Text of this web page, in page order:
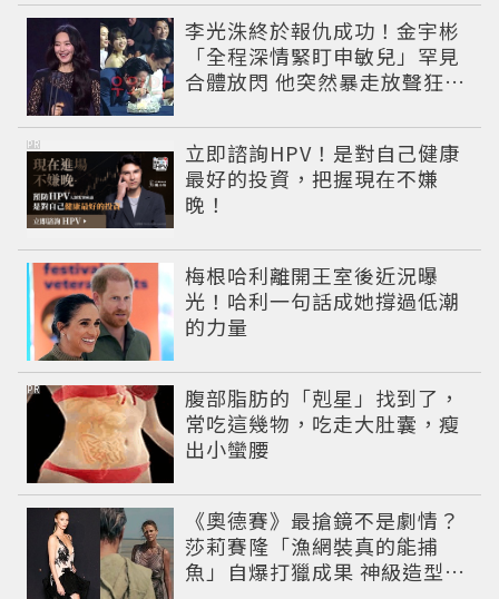
李光洙終於報仇成功！金宇彬
「全程深情緊盯申敏兒」罕見
合體放閃 他突然暴走放聲狂吼
立即諮詢HPV！是對自己健康
最好的投資，把握現在不嫌
晚！
PR
梅根哈利離開王室後近況曝
光！哈利一句話成她撐過低潮
的力量
腹部脂肪的「剋星」找到了，
常吃這幾物，吃走大肚囊，瘦
出小蠻腰
PR
《奧德賽》最搶鏡不是劇情？
莎莉賽隆「漁網裝真的能捕
魚」自爆打獵成果 神級造型美